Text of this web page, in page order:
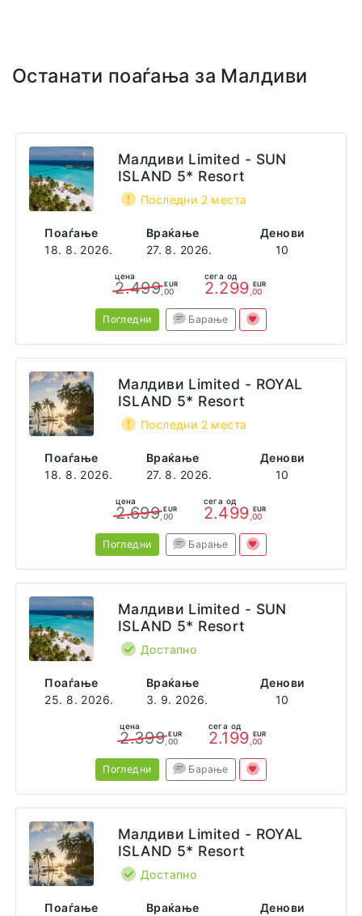
Услугата е на база ноќевање со појадок или појадок и
вечера (полупансион).
http://www.arenabeachmaldives.com/
Адреса
Ziyaaraiy Magu Road
Maafushi 08090
Maldives
Останати поаѓања за Малдиви
Поаѓање
18. 8. 2026.
Враќање
27. 8. 2026.
Денови
10
Малдиви Limited - SUN
ISLAND 5* Resort
Последни 2 места
цена
2.499 EUR
,00
сега од
2.299 EUR
,00
Погледни Барање
Поаѓање
18. 8. 2026.
Враќање
27. 8. 2026.
Денови
10
Малдиви Limited - ROYAL
ISLAND 5* Resort
Последни 2 места
цена
2.699 EUR
,00
сега од
2.499 EUR
,00
Погледни Барање
Поаѓање
25. 8. 2026.
Враќање
3. 9. 2026.
Денови
10
Малдиви Limited - SUN
ISLAND 5* Resort
Достапно
цена
2.399 EUR
,00
сега од
2.199 EUR
,00
Погледни Барање
Поаѓање
Враќање
Денови
Малдиви Limited - ROYAL
ISLAND 5* Resort
Достапно